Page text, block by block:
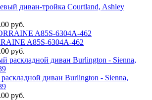
диван-тройка Courtland, Ashley
руб.
A85S-6304A-462
руб.
диван Burlington - Sienna,
руб.